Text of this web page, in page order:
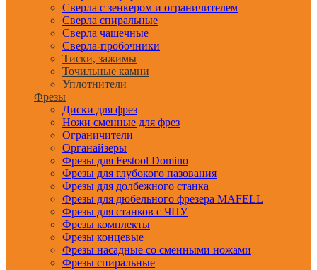
Сверла с зенкером и ограничителем
Сверла спиральные
Сверла чашечные
Сверла-пробочники
Тиски, зажимы
Точильные камни
Уплотнители
Фрезы
Диски для фрез
Ножи сменные для фрез
Ограничители
Органайзеры
Фрезы для Festool Domino
Фрезы для глубокого пазования
Фрезы для долбежного станка
Фрезы для дюбельного фрезера MAFELL
Фрезы для станков с ЧПУ
Фрезы комплекты
Фрезы концевые
Фрезы насадные со сменными ножами
Фрезы спиральные